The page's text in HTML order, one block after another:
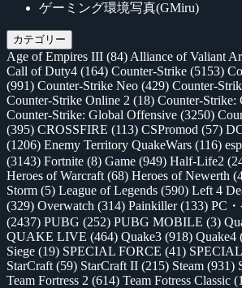
ゲーミング環境写真(GMiru)
カテゴリー
Age of Empires III (84) Alliance of Valiant
Call of Duty4 (164) Counter-Strike (5153)
(991) Counter-Strike Neo (429) Counter-
Counter-Strike Online 2 (18) Counter-Strike:
Counter-Strike: Global Offensive (3250)
(395) CROSSFIRE (113) CSPromod (57)
(1206) Enemy Territory QuakeWars (116)
(3143) Fortnite (8) Game (949) Half-Life2
Heroes of Warcraft (68) Heroes of Newerth
Storm (5) League of Legends (590) Left 4
(329) Overwatch (314) Painkiller(133) PC
(2437) PUBG (252) PUBG MOBILE (3)
QUAKE LIVE (464) Quake3 (918) Quake4
Siege (19) SPECIAL FORCE (41)
StarCraft (59) StarCraft II (215) Steam (931)
Team Fortress 2 (614) Team Fotress Classic